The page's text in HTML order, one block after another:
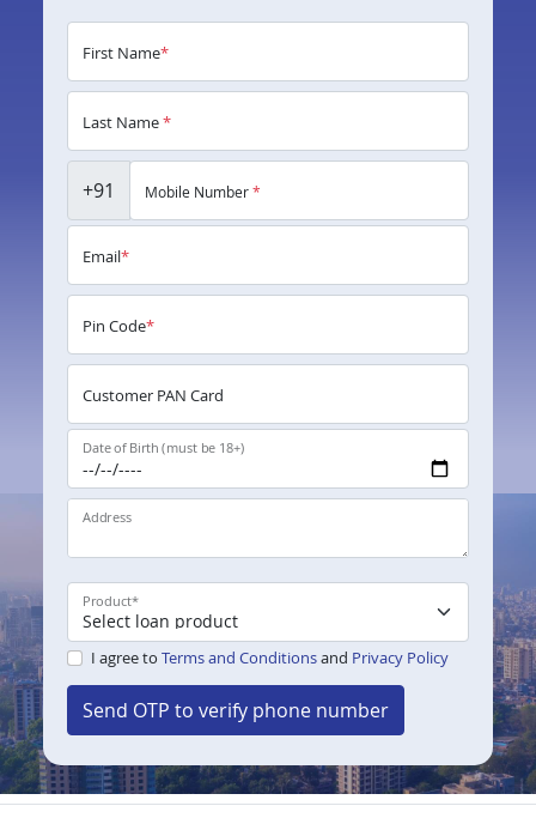
First Name*
Last Name*
+91 Mobile Number*
Email*
Pin Code*
Customer PAN Card
Date of Birth (must be 18+)
Address
Product*
I agree to Terms and Conditionsand Privacy Policy
Send OTP to verify phone number